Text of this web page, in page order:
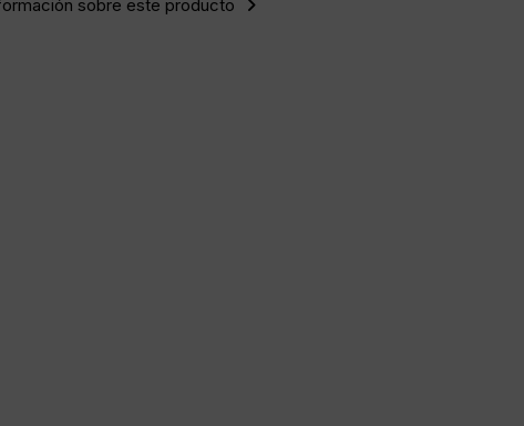
sobre este producto